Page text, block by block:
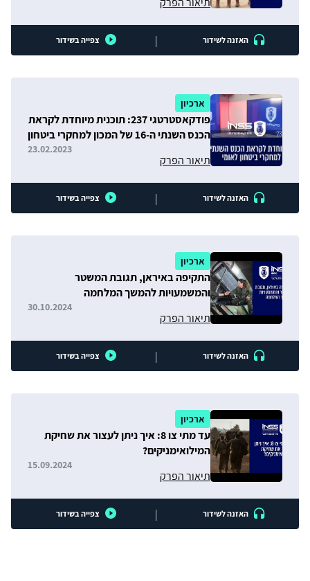
האזנה לשידור | צפייה בשידור
ארכיון
פודקאסטרטגי 237: תוכנית מיוחדת לקראת
הכנס השנתי ה-16 של המכון למחקרי ביטחון
תיאור הפרק
23.02.2023
האזנה לשידור | צפייה בשידור
ארכיון
התקיפה באיראן, תגובת המשטר
והמשמעויות להמשך המלחמה
תיאור הפרק
30.10.2024
האזנה לשידור | צפייה בשידור
ארכיון
עד מתי צו 8: איך ניתן לעצור את שחיקת
המילואימניקים?
תיאור הפרק
15.09.2024
האזנה לשידור | צפייה בשידור